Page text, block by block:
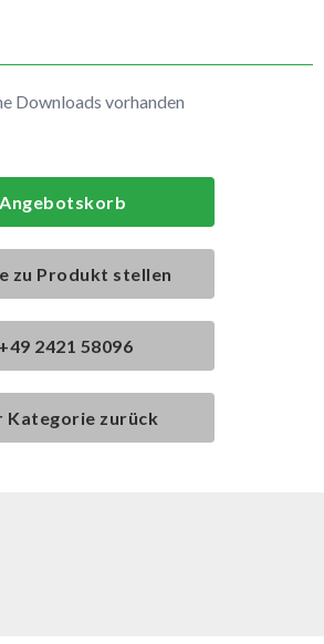
Downloads vorhanden
zu Produkt stellen
+49 2421 58096
Kategorie zurück